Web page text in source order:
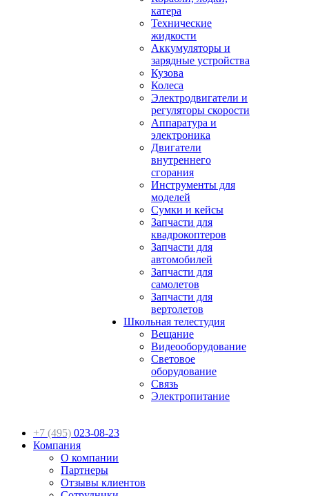
катера
Технические
жидкости
Аккумуляторы и
зарядные устройства
Кузова
Колеса
Электродвигатели и
регуляторы скорости
Аппаратура и
электроника
Двигатели
внутреннего
сгорания
Инструменты для
моделей
Сумки и кейсы
Запчасти для
квадрокоптеров
Запчасти для
автомобилей
Запчасти для
самолетов
Запчасти для
вертолетов
Школьная телестудия
Вещание
Видеооборудование
Световое
оборудование
Связь
Электропитание
+7 (495) 023-08-23
Компания
О компании
Партнеры
Отзывы клиентов